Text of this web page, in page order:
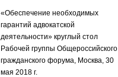
«Обеспечение необходимых
гарантий адвокатской
деятельности» круглый стол
Рабочей группы Общероссийского
гражданского форума, Москва, 30
мая 2018 г.